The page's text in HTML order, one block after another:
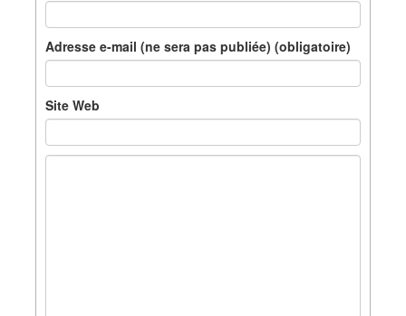
Adresse e-mail (ne sera pas publiée) (obligatoire)
Site Web